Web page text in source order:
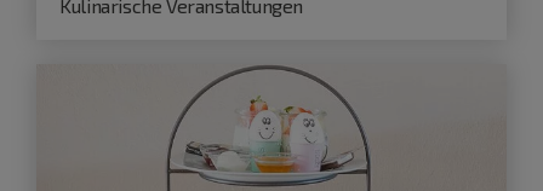
Kulinarische Veranstaltungen